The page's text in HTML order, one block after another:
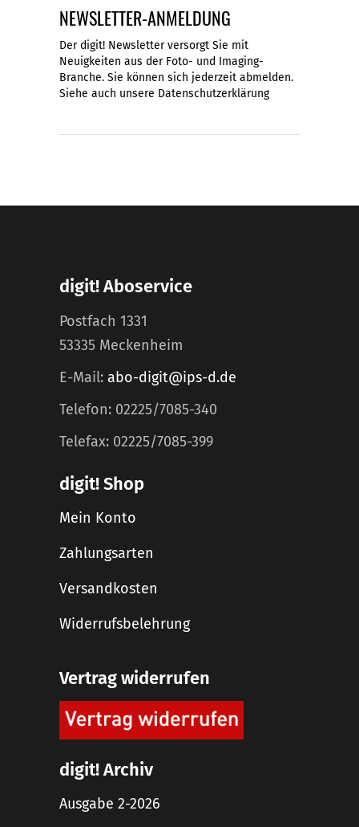
NEWSLETTER-ANMELDUNG
Der digit! Newsletter versorgt Sie mit
Neuigkeiten aus der Foto- und Imaging-
Branche. Sie können sich jederzeit abmelden.
Siehe auch unsere Datenschutzerklärung
digit! Aboservice
Postfach 1331
53335 Meckenheim
E-Mail: abo-digit@ips-d.de
Telefon: 02225/7085-340
Telefax: 02225/7085-399
digit! Shop
Mein Konto
Zahlungsarten
Versandkosten
Widerrufsbelehrung
Vertrag widerrufen
digit! Archiv
Ausgabe 2-2026